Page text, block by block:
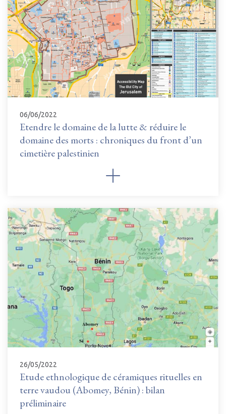
06/06/2022
Etendre le domaine de la lutte & réduire le
domaine des morts : chroniques du front d’un
cimetière palestinien
26/05/2022
Etude ethnologique de céramiques rituelles en
terre vaudou (Abomey, Bénin) : bilan
préliminaire